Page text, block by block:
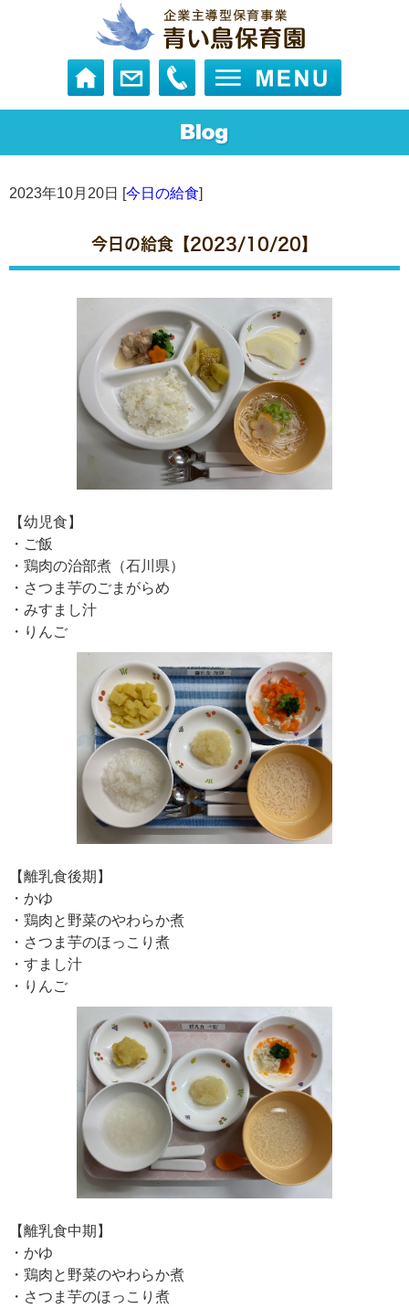
2023年10月20日 [今日の給食]
今日の給食【2023/10/20】
【幼児食】
・ご飯
・鶏肉の治部煮（石川県）
・さつま芋のごまがらめ
・みすまし汁
・りんご
【離乳食後期】
・かゆ
・鶏肉と野菜のやわらか煮
・さつま芋のほっこり煮
・すまし汁
・りんご
【離乳食中期】
・かゆ
・鶏肉と野菜のやわらか煮
・さつま芋のほっこり煮